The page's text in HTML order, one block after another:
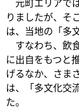
りましたが、そ
は、当地の「多
すなわち、飲
に出自をもつと
げるなか、さま
は、「多文化交
た。